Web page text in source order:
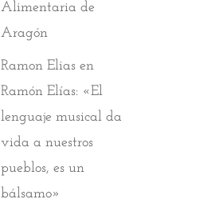
Alimentaria de
Aragón
Ramon Elias en
Ramón Elías: «El
lenguaje musical da
vida a nuestros
pueblos, es un
bálsamo»